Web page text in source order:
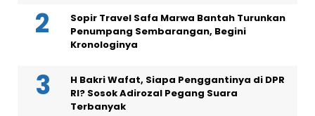
Sopir Travel Safa Marwa Bantah Turunkan
Penumpang Sembarangan, Begini
Kronologinya
H Bakri Wafat, Siapa Penggantinya di DPR
RI? Sosok Adirozal Pegang Suara
Terbanyak